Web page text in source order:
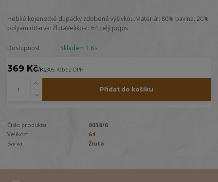
Hebké kojenecké dupačky zdobené výšivkou.Materiál: 80% bavlna, 20%
polyamidBarva: ŽlutáVelikost: 64 celý popis
Dostupnost Skladem 1 Ks
369 Kč/Ks305 Kčbez DPH
Přidat do košíku
Číslo produktu:
8038/6
Velikost:
64
Barva:
Žlutá